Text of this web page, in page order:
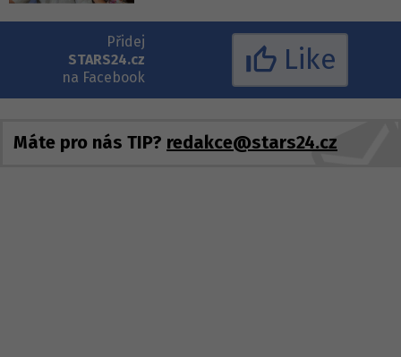
Přidej
STARS24.cz
na Facebook
Like
Máte pro nás TIP? redakce@stars24.cz